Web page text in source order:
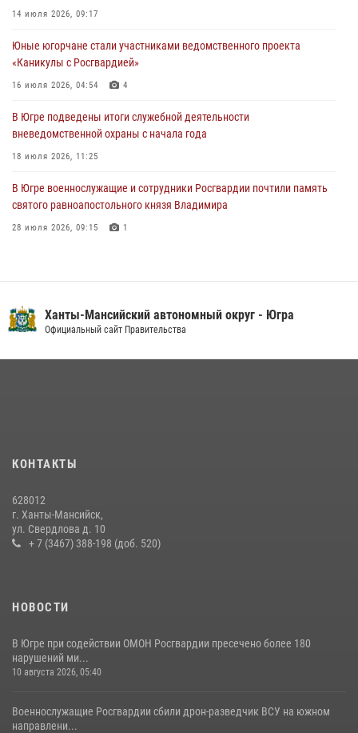
направлении
06 августа 2026, 11:28
память генерала армии Ивана Кирилловича Яковлева
06 августа 2026, 11:26 6
14 июля 2026, 09:17
Юные югорчане стали участниками ведомственного проекта
«Каникулы с Росгвардией»
16 июля 2026, 04:54 4
В Югре подведены итоги служебной деятельности
вневедомственной охраны с начала года
18 июля 2026, 11:25
В Югре военнослужащие и сотрудники Росгвардии почтили память
святого равноапостольного князя Владимира
28 июля 2026, 09:15 1
В Югре Росгвардия обеспечила безопасность Всероссийского
11 июля 2026, 12:26
Ханты-Мансийский автономный округ - Югра
Официальный сайт Правительства
КОНТАКТЫ
628012
г. Ханты-Мансийск,
ул. Свердлова д. 10
+ 7 (3467) 388-198 (доб. 520)
НОВОСТИ
В Югре при содействии ОМОН Росгвардии пресечено более 180
нарушений ми...
10 августа 2026, 05:40
Военнослужащие Росгвардии сбили дрон-разведчик ВСУ на южном
направлени...